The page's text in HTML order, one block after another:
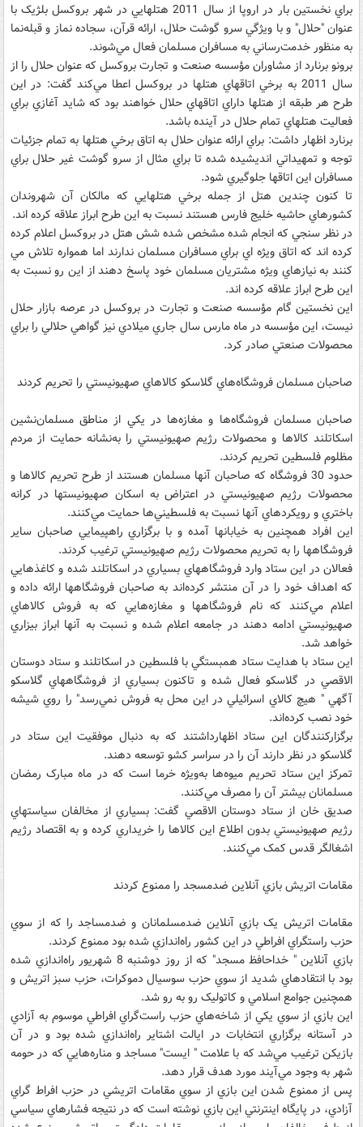
براي نخستين بار در اروپا از سال 2011 هتلهايي در شهر بروکسل بلژيک با
عنوان "حلال" و با ويژگي سرو گوشت حلال، ارائه قرآن، سجاده نماز و قبله‌نما
به منظور خدمت‌رساني به مسافران مسلمان فعال مي‌شوند.
برونو برنارد از مشاوران مؤسسه صنعت و تجارت بروکسل که عنوان حلال را از
سال 2011 به برخي اتاقهاي هتلها در بروکسل اعطا مي‌کند گفت: در اين
طرح هر طبقه از هتلها داراي اتاقهاي حلال خواهند بود که شايد آغازي براي
فعاليت هتلهاي تمام حلال در آينده باشد.
برنارد اظهار داشت: براي ارائه عنوان حلال به اتاق برخي هتلها به تمام جزئيات
توجه و تمهيداتي انديشيده شده تا براي مثال از سرو گوشت غير حلال براي
مسافران اين اتاقها جلوگيري شود.
تا کنون چندين هتل از جمله برخي هتلهايي که مالکان آن شهروندان
کشورهاي حاشيه خليج فارس هستند نسبت به اين طرح ابراز علاقه کرده اند.
در نظر سنجي که انجام شده مشخص شده شش هتل در بروکسل اعلام کرده
کرده اند که اتاق ويژه اي براي مسافران مسلمان ندارند اما همواره تلاش مي
کنند به نيازهاي ويژه مشتريان مسلمان خود پاسخ دهند از اين رو نسبت به
اين طرح ابراز علاقه کرده اند.
اين نخستين گام مؤسسه صنعت و تجارت در بروکسل در عرصه بازار حلال
نيست، اين مؤسسه در ماه مارس سال جاري ميلادي نيز گواهي حلالي را براي
محصولات صنعتي صادر کرد.
صاحبان مسلمان فروشگاه‌هاي گلاسکو کالاهاي صهيونيستي را تحريم کردند
صاحبان مسلمان فروشگاه‌ها و مغازه‌ها در يکي از مناطق مسلمان‌نشين
اسکاتلند کالاها و محصولات رژيم صهيونيستي را به‌نشانه حمايت از مردم
مظلوم فلسطين تحريم کردند.
حدود 30 فروشگاه که صاحبان آنها مسلمان هستند از طرح تحريم کالاها و
محصولات رژيم صهيونيستي در اعتراض به اسکان صهيونيستها در کرانه
باختري و رويکردهاي آنها نسبت به فلسطيني‌ها حمايت مي‌کنند.
اين افراد همچنين به خيابانها آمده و با برگزاري راهپيمايي صاحبان ساير
فروشگاهها را به تحريم محصولات رژيم صهيونيستي ترغيب کردند.
فعالان در اين ستاد وارد فروشگاههاي بسياري در اسکاتلند شده و کاغذهايي
که اهداف خود را در آن منتشر کرده‌اند به صاحبان فروشگاهها ارائه داده و
اعلام مي‌کنند که نام فروشگاهها و مغازه‌هايي که به فروش کالاهاي
صهيونيستي ادامه دهند در جامعه اعلام شده و نسبت به آنها ابراز بيزاري
خواهد شد.
اين ستاد با هدايت ستاد همبستگي با فلسطين در اسکاتلند و ستاد دوستان
الاقصي در گلاسکو فعال شده و تاکنون بسياري از فروشگاههاي گلاسکو
آگهي " هيچ کالاي اسرائيلي در اين محل به فروش نمي‌رسد" را روي شيشه
خود نصب کرده‌اند.
برگزارکنندگان اين ستاد اظهارداشتند که به دنبال موفقيت اين ستاد در
گلاسکو در نظر دارند آن را در سراسر کشو توسعه دهند.
تمرکز اين ستاد تحريم ميوه‌ها به‌ويژه خرما است که در ماه مبارک رمضان
مسلمانان بيشتر آن را مصرف مي‌کنند.
صديق خان از ستاد دوستان الاقصي گفت: بسياري از مخالفان سياستهاي
رژيم صهيونيستي بدون اطلاع اين کالاها را خريداري کرده و به اقتصاد رژيم
اشغالگر قدس کمک مي‌کنند.
مقامات اتريش بازي آنلاين ضدمسجد را ممنوع کردند
مقامات اتريش يک بازي آنلاين ضدمسلمانان و ضدمساجد را که از سوي
حزب راستگراي افراطي در اين کشور راه‌اندازي شده بود ممنوع کردند.
بازي آنلاين " خداحافظ مسجد" که از روز دوشنبه 8 شهريور راه‌اندازي شده
بود با انتقادهاي شديد از سوي حزب سوسيال دموکرات، حزب سبز اتريش و
همچنين جوامع اسلامي و کاتوليک رو به رو شد.
اين بازي از سوي يکي از شاخه‌هاي حزب راست‌گراي افراطي موسوم به آزادي
در آستانه برگزاري انتخابات در ايالت اشتاير راه‌اندازي شده بود و در آن
بازيکن ترغيب مي‌شد که با علامت " ايست" مساجد و مناره‌هايي که در حومه
شهر به وجود مي‌آيند مورد هدف قرار دهد.
پس از ممنوع شدن اين بازي از سوي مقامات اتريشي در حزب افراط گراي
آزادي، در پايگاه اينترنتي اين بازي نوشته است که در نتيجه فشارهاي سياسي